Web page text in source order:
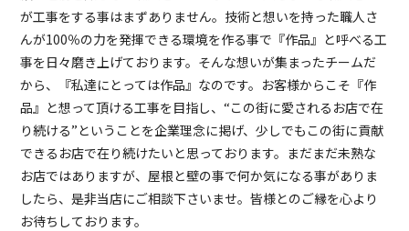
が工事をする事はまずありません。技術と想いを持った職人さ
んが100％の力を発揮できる環境を作る事で『作品』と呼べる工
事を日々磨き上げております。そんな想いが集まったチームだ
から、『私達にとっては作品』なのです。お客様からこそ『作
品』と想って頂ける工事を目指し、“この街に愛されるお店で在
り続ける”ということを企業理念に掲げ、少しでもこの街に貢献
できるお店で在り続けたいと思っております。まだまだ未熟な
お店ではありますが、屋根と壁の事で何か気になる事がありま
したら、是非当店にご相談下さいませ。皆様とのご縁を心より
お待ちしております。